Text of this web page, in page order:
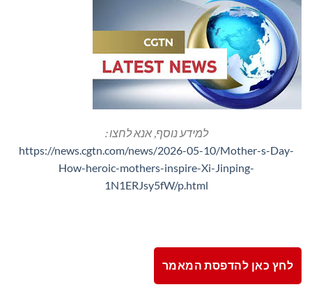
למידע נוסף, אנא לחצו :
https://news.cgtn.com/news/2026-05-10/Mother-s-Day-
How-heroic-mothers-inspire-Xi-Jinping-
1N1ERJsy5fW/p.html
לחץ כאן להדפסת המאמר